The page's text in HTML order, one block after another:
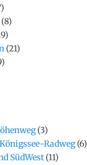
(8)
(21)
(3)
Radweg(6)
SüdWest(11)